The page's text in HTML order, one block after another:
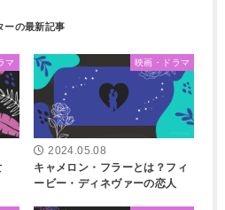
マ 映画・ドラマ
2024.05.08
キャメロン・フラーとは？フィ
ービー・ディネヴァーの恋人